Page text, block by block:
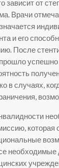
зависит от
Врачи
и его
После
успешно
в случаях,
которая